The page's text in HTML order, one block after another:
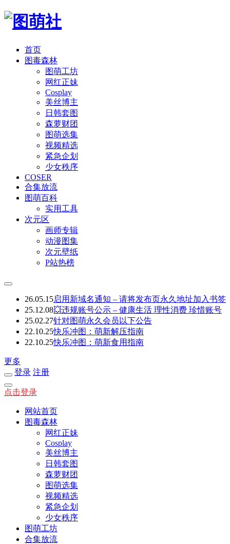
首页
图毒森林
图萌工坊
网红正妹
Cosplay
美丝博主
日韩套图
森萝财团
图萌选集
视频精选
紧急企划
少女秩序
COSER
合集放流
图萌百科
实用工具
次元区
画师专辑
动漫图集
次元壁纸
P站热榜
26.05.15启用新域名通知 – 请将发布页永久地址加入书签
25.12.08💥违规账号公示 – 健康生活 理性消费 珍惜账号
25.02.27针对图萌永久会员以下公告
22.10.25快乐冲图：萌新解压指南
22.10.25快乐冲图：萌新食用指南
更多
登录 注册
点击登录
网站首页
图毒森林
网红正妹
Cosplay
美丝博主
日韩套图
森萝财团
图萌选集
视频精选
紧急企划
少女秩序
图萌工坊
合集放流